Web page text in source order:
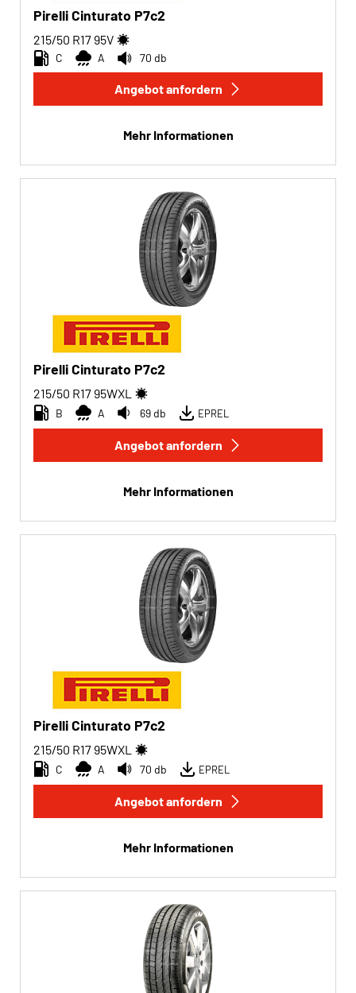
Pirelli Cinturato P7c2
215/50 R17 95V
C A 70 db
Angebot anfordern
Mehr Informationen
Pirelli Cinturato P7c2
215/50 R17 95WXL
B A 69 db EPREL
Angebot anfordern
Mehr Informationen
Pirelli Cinturato P7c2
215/50 R17 95WXL
C A 70 db EPREL
Angebot anfordern
Mehr Informationen